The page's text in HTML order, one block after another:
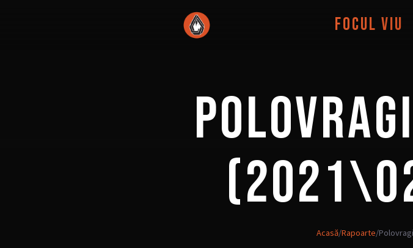
Focul Viu
Acasă/Rapoarte/